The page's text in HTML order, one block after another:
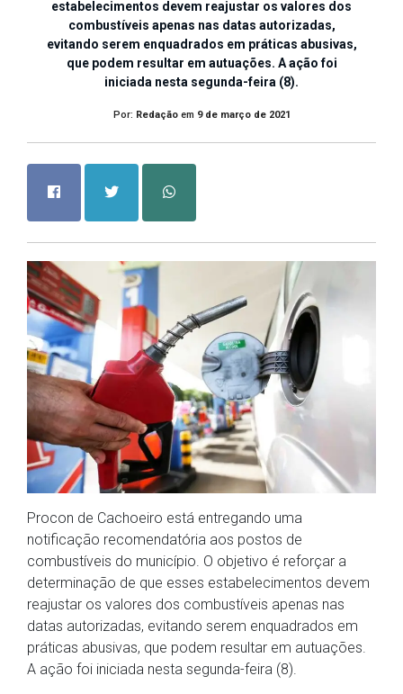
estabelecimentos devem reajustar os valores dos
combustíveis apenas nas datas autorizadas,
evitando serem enquadrados em práticas abusivas,
que podem resultar em autuações. A ação foi
iniciada nesta segunda-feira (8).
Por: Redaçãoem 9 de março de 2021
Procon de Cachoeiro está entregando uma
notificação recomendatória aos postos de
combustíveis do município. O objetivo é reforçar a
determinação de que esses estabelecimentos devem
reajustar os valores dos combustíveis apenas nas
datas autorizadas, evitando serem enquadrados em
práticas abusivas, que podem resultar em autuações.
A ação foi iniciada nesta segunda-feira (8).